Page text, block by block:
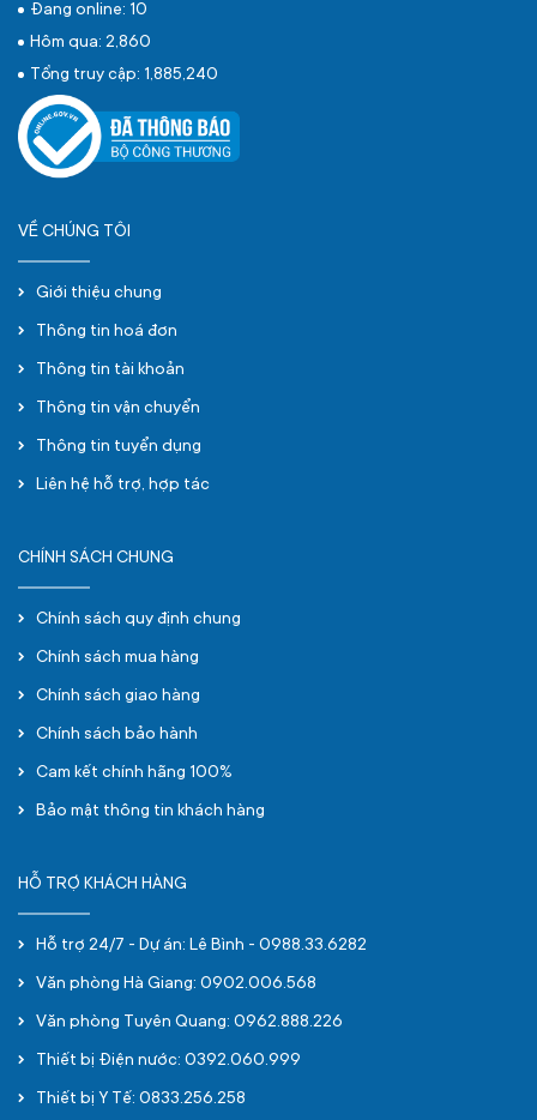
Đang online: 10
Hôm qua: 2,860
Tổng truy cập: 1,885,240
VỀ CHÚNG TÔI
Giới thiệu chung
Thông tin hoá đơn
Thông tin tài khoản
Thông tin vận chuyển
Thông tin tuyển dụng
Liên hệ hỗ trợ, hợp tác
CHÍNH SÁCH CHUNG
Chính sách quy định chung
Chính sách mua hàng
Chính sách giao hàng
Chính sách bảo hành
Cam kết chính hãng 100%
Bảo mật thông tin khách hàng
HỖ TRỢ KHÁCH HÀNG
Hỗ trợ 24/7 - Dự án: Lê Bình - 0988.33.6282
Văn phòng Hà Giang: 0902.006.568
Văn phòng Tuyên Quang: 0962.888.226
Thiết bị Điện nước: 0392.060.999
Thiết bị Y Tế: 0833.256.258